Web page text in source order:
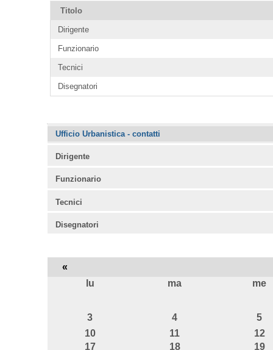
Titolo
Dirigente
Funzionario
Tecnici
Disegnatori
Navigazione
Ufficio Urbanistica - contatti
Dirigente
Funzionario
Tecnici
Disegnatori
«
lu ma me
3 4
5
10
11
12
17
18
19